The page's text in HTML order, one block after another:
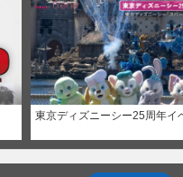
東京ディズニーシー25周年イ